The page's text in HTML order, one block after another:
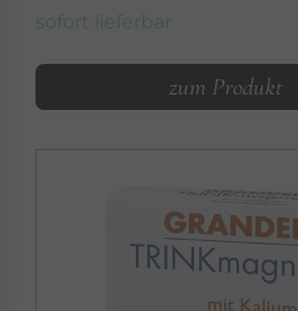
sofort lieferbar
zum Produkt